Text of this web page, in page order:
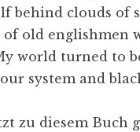
behind clouds of
of old englishmen
world turned to
system and
zu diesem Buch